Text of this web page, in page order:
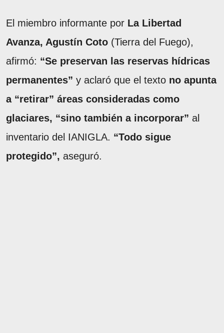
El miembro informante por La Libertad
Avanza, Agustín Coto (Tierra del Fuego),
afirmó: “Se preservan las reservas hídricas
permanentes” y aclaró que el texto no apunta
a “retirar” áreas consideradas como
glaciares, “sino también a incorporar” al
inventario del IANIGLA. “Todo sigue
protegido”, aseguró.